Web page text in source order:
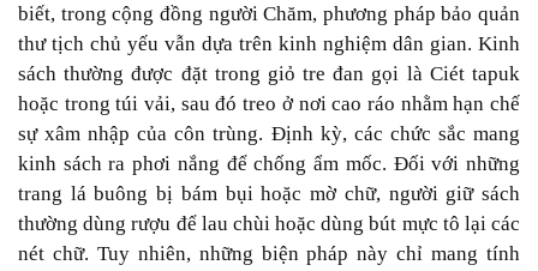
biết, trong cộng đồng người Chăm, phương pháp bảo quản
thư tịch chủ yếu vẫn dựa trên kinh nghiệm dân gian. Kinh
sách thường được đặt trong giỏ tre đan gọi là Ciét tapuk
hoặc trong túi vải, sau đó treo ở nơi cao ráo nhằm hạn chế
sự xâm nhập của côn trùng. Định kỳ, các chức sắc mang
kinh sách ra phơi nắng để chống ẩm mốc. Đối với những
trang lá buông bị bám bụi hoặc mờ chữ, người giữ sách
thường dùng rượu để lau chùi hoặc dùng bút mực tô lại các
nét chữ. Tuy nhiên, những biện pháp này chỉ mang tính